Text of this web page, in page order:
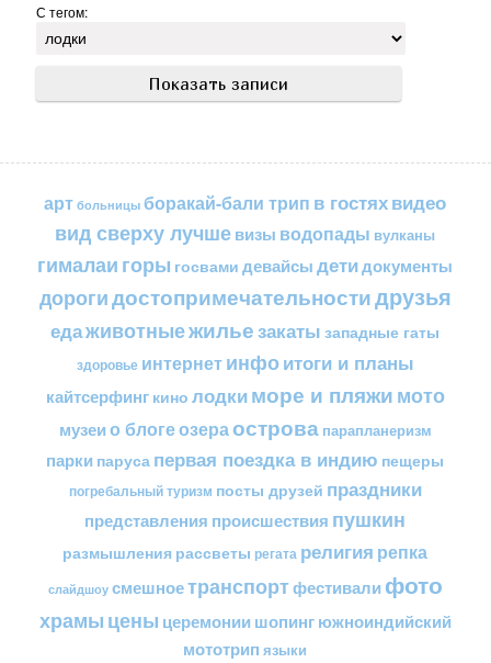
С тегом:
арт больницы боракай-бали трип в гостяхвидео
вид сверху лучшевизы водопады вулканы
гималаи горы госвами девайсы детидокументы
дорогидостопримечательностидрузья
едаживотныежильезакаты западные гаты
здоровье интернетинфоитоги и планы
кайтсерфинг кино лодкиморе и пляжимото
музеи о блогеозераострова парапланеризм
парки паруса первая поездка в индию пещеры
погребальный туризм посты друзей праздники
представления происшествия пушкин
размышления рассветы регата религия репка
слайдшоу смешноетранспортфестивали фото
храмы цены церемонии шопингюжноиндийский
мототрип языки